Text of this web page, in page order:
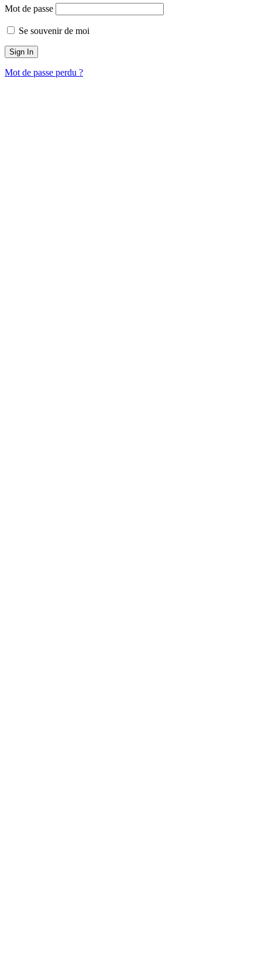
Mot de passe
Se souvenir de moi
Mot de passe perdu ?